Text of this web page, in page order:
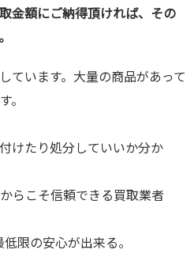
金額にご納得頂ければ、その
ています。大量の商品があって
。
けたり処分していいか分か
らこそ信頼できる買取業者
限の安心が出来る。